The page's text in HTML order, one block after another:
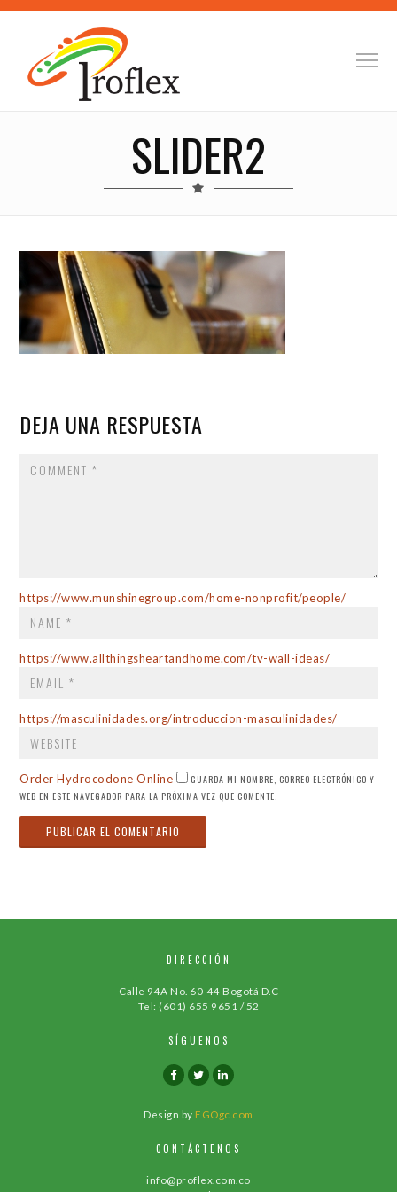
SLIDER2
DEJA UNA RESPUESTA
https://www.munshinegroup.com/home-nonprofit/people/NAME
*
https://www.allthingsheartandhome.com/tv-wall-ideas/EMAIL
*
https://masculinidades.org/introduccion-masculinidades/WEBSITE
Order Hydrocodone Online
GUARDA MI NOMBRE, CORREO ELECTRÓNICO Y
WEB EN ESTE NAVEGADOR PARA LA PRÓXIMA VEZ QUE COMENTE.
DIRECCIÓN
Calle 94A No. 60-44 Bogotá D.C
Tel: (601) 655 9651 / 52
SÍGUENOS
Design by EGOgc.com
CONTÁCTENOS
info@proflex.com.co